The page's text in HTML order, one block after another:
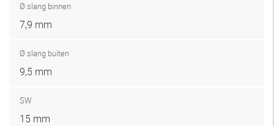
Ø slang binnen
7,9 mm
Ø slang buiten
9,5 mm
SW
15 mm